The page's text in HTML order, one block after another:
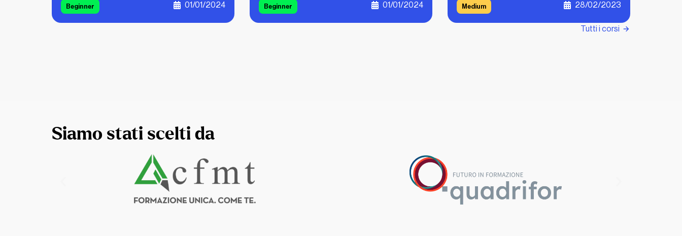
Beginner 01/01/2024 Beginner 01/01/2024 Medium 28/02/2023
Tutti i corsi
Siamo stati scelti da